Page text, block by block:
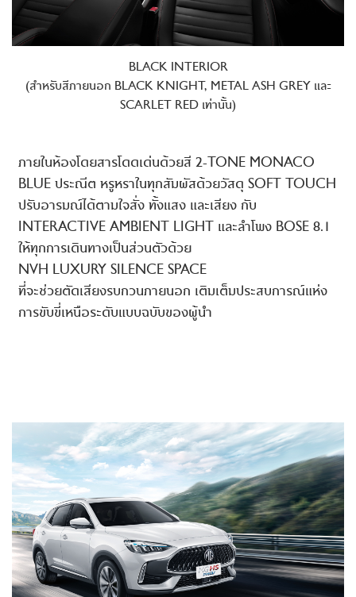
BLACK INTERIOR
(สำหรับสีภายนอก BLACK KNIGHT, METAL ASH GREY และ
SCARLET RED เท่านั้น)
ภายในห้องโดยสารโดดเด่นด้วยสี 2-TONE MONACO
BLUE ประณีต หรูหราในทุกสัมผัสด้วยวัสดุ SOFT TOUCH
ปรับอารมณ์ได้ตามใจสั่ง ทั้งแสง และเสียง กับ
INTERACTIVE AMBIENT LIGHT และลำโพง BOSE 8.1
ให้ทุกการเดินทางเป็นส่วนตัวด้วย
NVH LUXURY SILENCE SPACE
ที่จะช่วยตัดเสียงรบกวนภายนอก เติมเต็มประสบการณ์แห่ง
การขับขี่เหนือระดับแบบฉบับของผู้นำ